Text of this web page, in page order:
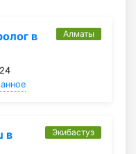
в
Алматы
в
Экибастуз